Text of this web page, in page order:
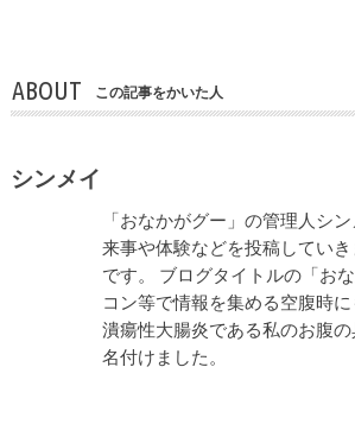
ABOUT この記事をかいた人
シンメイ
「おなかがグー」の管理人シ
来事や体験などを投稿してい
です。 ブログタイトルの「お
コン等で情報を集める空腹時
潰瘍性大腸炎である私のお腹
名付けました。